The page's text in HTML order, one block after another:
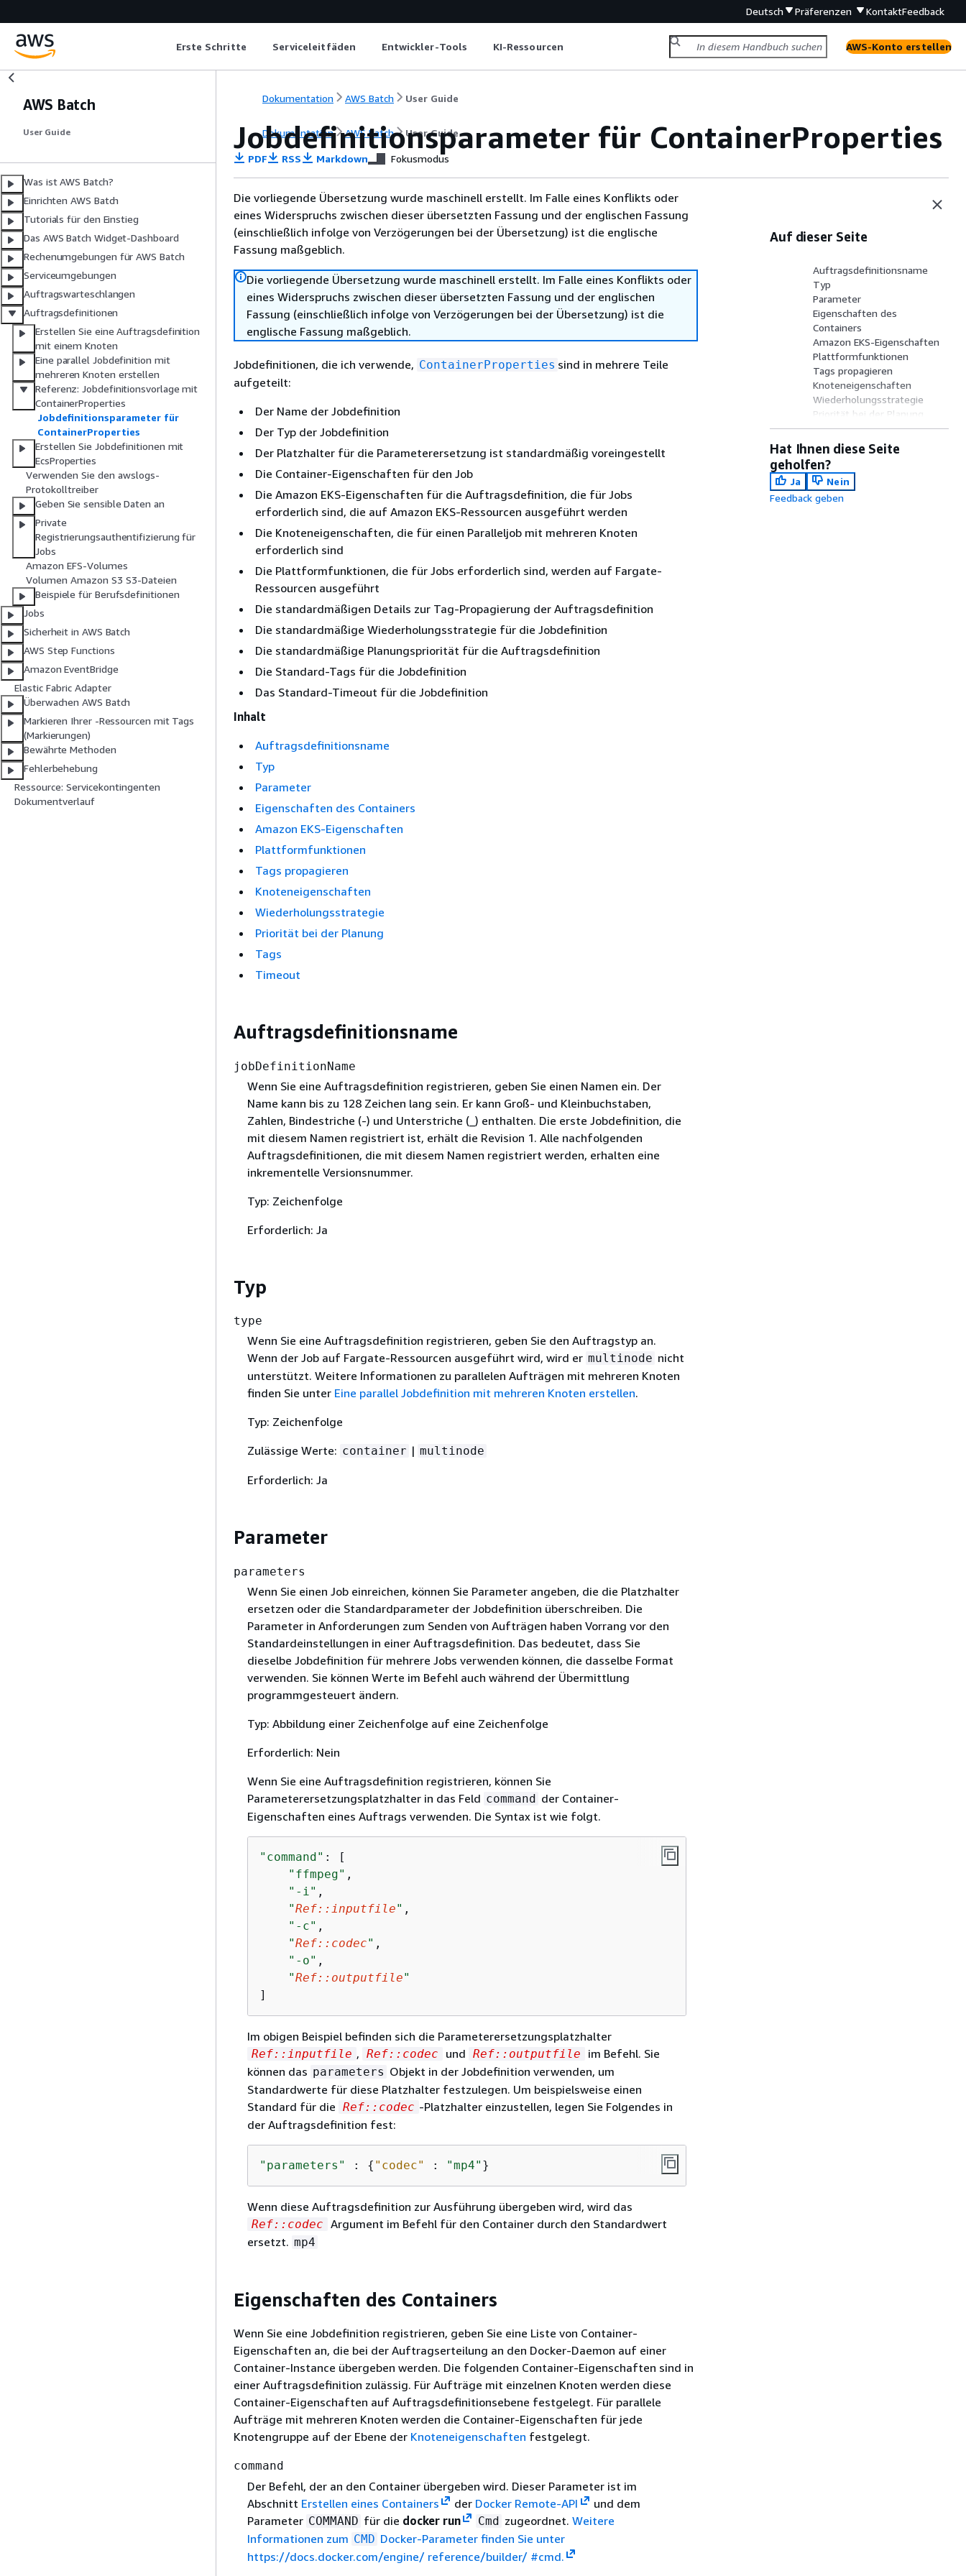
Deutsch Präferenzen KontaktFeedback
Erste Schritte Serviceleitfäden Entwickler-Tools KI-Ressourcen AWS-Konto erstellen
AWS Batch
User Guide
Was ist AWS Batch?
Einrichten AWS Batch
Tutorials für den Einstieg
Das AWS Batch Widget-Dashboard
Rechenumgebungen für AWS Batch
Serviceumgebungen
Auftragswarteschlangen
Auftragsdefinitionen
Erstellen Sie eine Auftragsdefinition
mit einem Knoten
Eine parallel Jobdefinition mit
mehreren Knoten erstellen
Referenz: Jobdefinitionsvorlage mit
ContainerProperties
Jobdefinitionsparameter für
ContainerProperties
Erstellen Sie Jobdefinitionen mit
EcsProperties
Verwenden Sie den awslogs-
Protokolltreiber
Geben Sie sensible Daten an
Private
Registrierungsauthentifizierung für
Jobs
Amazon EFS-Volumes
Volumen Amazon S3 S3-Dateien
Beispiele für Berufsdefinitionen
Jobs
Sicherheit in AWS Batch
AWS Step Functions
Amazon EventBridge
Elastic Fabric Adapter
Überwachen AWS Batch
Markieren Ihrer -Ressourcen mit Tags
(Markierungen)
Bewährte Methoden
Fehlerbehebung
Ressource: Servicekontingenten
Dokumentverlauf
Dokumentation AWS Batch User Guide
Dokumentation AWS Batch User Guide
Jobdefinitionsparameter für ContainerProperties
PDF RSS Markdown Fokusmodus
Die vorliegende Übersetzung wurde maschinell erstellt. Im Falle eines Konflikts oder
eines Widerspruchs zwischen dieser übersetzten Fassung und der englischen Fassung
(einschließlich infolge von Verzögerungen bei der Übersetzung) ist die englische
Fassung maßgeblich.
Die vorliegende Übersetzung wurde maschinell erstellt. Im Falle eines Konflikts oder
eines Widerspruchs zwischen dieser übersetzten Fassung und der englischen
Fassung (einschließlich infolge von Verzögerungen bei der Übersetzung) ist die
englische Fassung maßgeblich.
Jobdefinitionen, die ich verwende, ContainerProperties sind in mehrere Teile
aufgeteilt:
Der Name der Jobdefinition
Der Typ der Jobdefinition
Der Platzhalter für die Parameterersetzung ist standardmäßig voreingestellt
Die Container-Eigenschaften für den Job
Die Amazon EKS-Eigenschaften für die Auftragsdefinition, die für Jobs
erforderlich sind, die auf Amazon EKS-Ressourcen ausgeführt werden
Die Knoteneigenschaften, die für einen Paralleljob mit mehreren Knoten
erforderlich sind
Die Plattformfunktionen, die für Jobs erforderlich sind, werden auf Fargate-
Ressourcen ausgeführt
Die standardmäßigen Details zur Tag-Propagierung der Auftragsdefinition
Die standardmäßige Wiederholungsstrategie für die Jobdefinition
Die standardmäßige Planungspriorität für die Auftragsdefinition
Die Standard-Tags für die Jobdefinition
Das Standard-Timeout für die Jobdefinition
Inhalt
Auftragsdefinitionsname
Typ
Parameter
Eigenschaften des Containers
Amazon EKS-Eigenschaften
Plattformfunktionen
Tags propagieren
Knoteneigenschaften
Wiederholungsstrategie
Priorität bei der Planung
Tags
Timeout
Auftragsdefinitionsname
jobDefinitionName
Wenn Sie eine Auftragsdefinition registrieren, geben Sie einen Namen ein. Der
Name kann bis zu 128 Zeichen lang sein. Er kann Groß- und Kleinbuchstaben,
Zahlen, Bindestriche (-) und Unterstriche (_) enthalten. Die erste Jobdefinition, die
mit diesem Namen registriert ist, erhält die Revision 1. Alle nachfolgenden
Auftragsdefinitionen, die mit diesem Namen registriert werden, erhalten eine
inkrementelle Versionsnummer.
Typ: Zeichenfolge
Erforderlich: Ja
Typ
type
Wenn Sie eine Auftragsdefinition registrieren, geben Sie den Auftragstyp an.
Wenn der Job auf Fargate-Ressourcen ausgeführt wird, wird er multinode nicht
unterstützt. Weitere Informationen zu parallelen Aufträgen mit mehreren Knoten
finden Sie unter Eine parallel Jobdefinition mit mehreren Knoten erstellen.
Typ: Zeichenfolge
Zulässige Werte: container | multinode
Erforderlich: Ja
Parameter
parameters
Wenn Sie einen Job einreichen, können Sie Parameter angeben, die die Platzhalter
ersetzen oder die Standardparameter der Jobdefinition überschreiben. Die
Parameter in Anforderungen zum Senden von Aufträgen haben Vorrang vor den
Standardeinstellungen in einer Auftragsdefinition. Das bedeutet, dass Sie
dieselbe Jobdefinition für mehrere Jobs verwenden können, die dasselbe Format
verwenden. Sie können Werte im Befehl auch während der Übermittlung
programmgesteuert ändern.
Typ: Abbildung einer Zeichenfolge auf eine Zeichenfolge
Erforderlich: Nein
Wenn Sie eine Auftragsdefinition registrieren, können Sie
Parameterersetzungsplatzhalter in das Feld command der Container-
Eigenschaften eines Auftrags verwenden. Die Syntax ist wie folgt.
"command" : [
"ffmpeg" ,
"-i" ,
"Ref::inputfile" ,
"-c" ,
"Ref::codec" ,
"-o" ,
"Ref::outputfile"
]
Im obigen Beispiel befinden sich die Parameterersetzungsplatzhalter
Ref::inputfile , Ref::codec und Ref::outputfile
im Befehl. Sie
können das parameters Objekt in der Jobdefinition verwenden, um
Standardwerte für diese Platzhalter festzulegen. Um beispielsweise einen
Standard für die Ref::codec -Platzhalter einzustellen, legen Sie Folgendes in
der Auftragsdefinition fest:
"parameters" : { "codec" : "mp4" }
Wenn diese Auftragsdefinition zur Ausführung übergeben wird, wird das
Ref::codec Argument im Befehl für den Container durch den Standardwert
ersetzt. mp4
Eigenschaften des Containers
Wenn Sie eine Jobdefinition registrieren, geben Sie eine Liste von Container-
Eigenschaften an, die bei der Auftragserteilung an den Docker-Daemon auf einer
Container-Instance übergeben werden. Die folgenden Container-Eigenschaften sind in
einer Auftragsdefinition zulässig. Für Aufträge mit einzelnen Knoten werden diese
Container-Eigenschaften auf Auftragsdefinitionsebene festgelegt. Für parallele
Aufträge mit mehreren Knoten werden die Container-Eigenschaften für jede
Knotengruppe auf der Ebene der Knoteneigenschaften festgelegt.
command
Der Befehl, der an den Container übergeben wird. Dieser Parameter ist im
Abschnitt Erstellen eines Containers der Docker Remote-API
und dem
Parameter COMMAND für die docker run Cmd zugeordnet.Weitere
Informationen zum CMD Docker-Parameter finden Sie unter
https://docs.docker.com/engine/ reference/builder/ #cmd.
Auf dieser Seite
Auftragsdefinitionsname
Typ
Parameter
Eigenschaften des
Containers
Amazon EKS-Eigenschaften
Plattformfunktionen
Tags propagieren
Knoteneigenschaften
Wiederholungsstrategie
Priorität bei der Planung
Tags
Timeout
Hat Ihnen diese Seite
geholfen?
Ja
Nein
Feedback geben